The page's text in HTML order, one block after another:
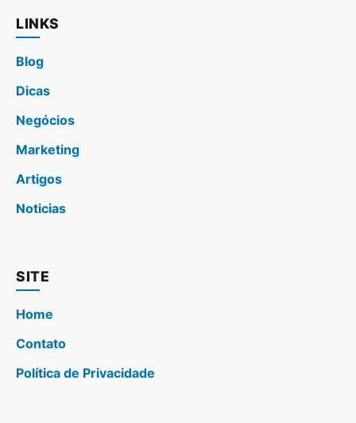
LINKS
Blog
Dicas
Negócios
Marketing
Artigos
Noticias
SITE
Home
Contato
Política de Privacidade